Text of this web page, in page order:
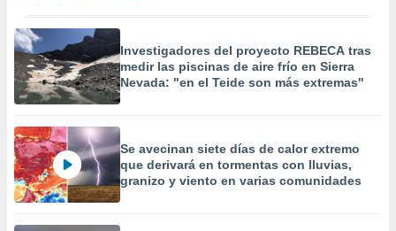
Investigadores del proyecto REBECA tras
medir las piscinas de aire frío en Sierra
Nevada: "en el Teide son más extremas"
Se avecinan siete días de calor extremo
que derivará en tormentas con lluvias,
granizo y viento en varias comunidades